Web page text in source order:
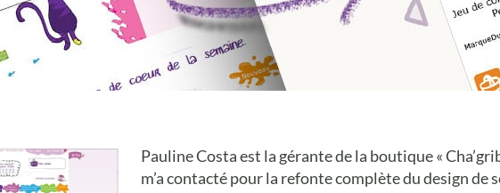
Pauline Costa est la gérante de la boutique «
m’a contacté pour la refonte complète du design de